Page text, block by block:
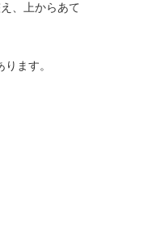
、上からあて
ます。